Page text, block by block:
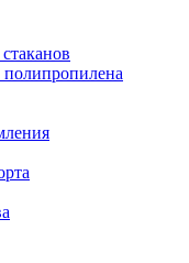
полипропилена